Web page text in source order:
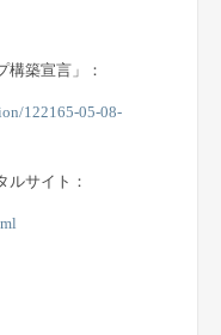
構築宣言」：
122165-05-08-
ルサイト：